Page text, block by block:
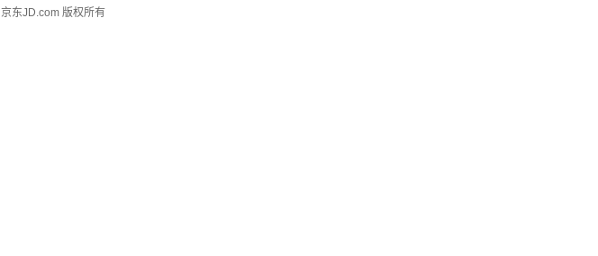
京东JD.com 版权所有